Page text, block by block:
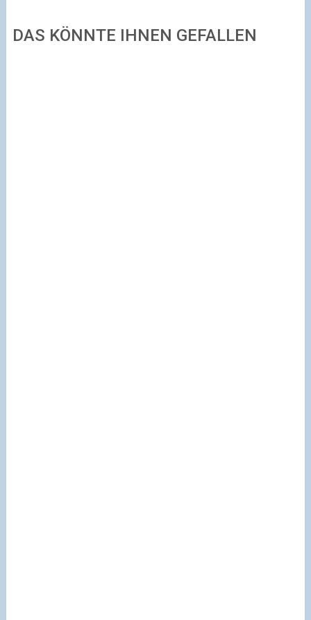
DAS KÖNNTE IHNEN GEFALLEN